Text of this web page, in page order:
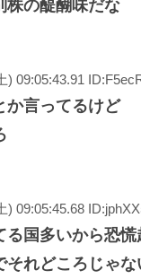
株の醍醐味だな
) 09:05:43.91
か言ってるけど
) 09:05:45.68
る国多いから恐
それどころじゃ